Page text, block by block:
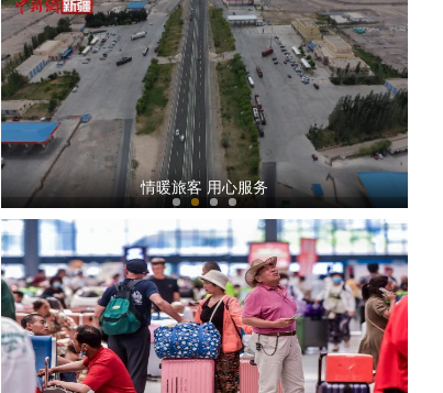
情暖旅客 用心服务